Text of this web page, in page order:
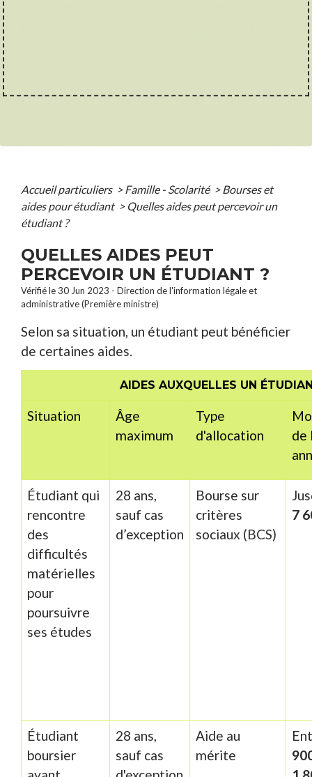
Accueil particuliers > Famille - Scolarité > Bourses et
aides pour étudiant > Quelles aides peut percevoir un
étudiant ?
QUELLES AIDES PEUT
PERCEVOIR UN ÉTUDIANT ?
Vérifié le 30 Jun 2023 - Direction de l'information légale et
administrative (Première ministre)
Selon sa situation, un étudiant peut bénéficier
de certaines aides.
AIDES AUXQUELLES UN
Situation
Âge
maximum
Type
d'allocation
de
Étudiant qui
rencontre
des
difficultés
matérielles
pour
poursuivre
ses études
28 ans,
sauf cas
d’exception
Bourse sur
critères
sociaux (BCS)
7
Étudiant
boursier
28 ans,
sauf cas
Aide au
mérite